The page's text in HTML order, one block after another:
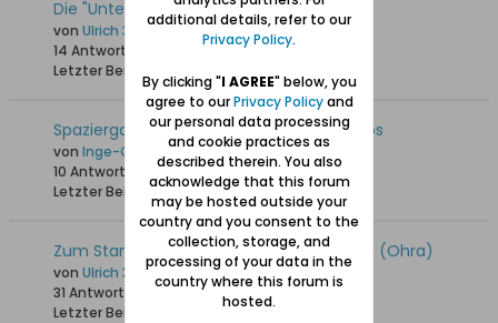
Die "Unterwelt" von Ohra
von Ulrich 31
14 Antworten
19.198 Hits0 Likes
Letzter Beitrag
Spaziergang durch Orunia (Ohra) - Videos
von Inge-Gisela
10 Antworten
16.210 Hits0 Likes
Letzter Beitrag27.08.2022, 07:14
Zum Stand der Revitalisierung von Orunia (Ohra)
von Ulrich 31
31 Antworten
28.327 Hits0 Likes
Letzter Beitrag
10.02.2022, 10:43
additional details, refer to our
Privacy Policy.
By clicking "I AGREE" below, you
agree to ourPrivacy Policyand
our personal data processing
and cookie practices as
described therein. You also
acknowledge that this forum
may be hosted outside your
country and you consent to the
collection, storage, and
processing of your data in the
country where this forum is
hosted.